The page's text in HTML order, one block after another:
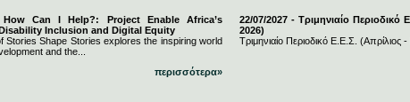
How Can I Help?: Project Enable Africa’s
Inclusion and Digital Equity
Stories Shape Stories explores the inspiring world
and the...
περισσότερα»
22/07/2027 - Τριμηνιαίο Περιοδικό
2026)
Τριμηνιαίο Περιοδικό Ε.Ε.Σ. (Απρίλιος -